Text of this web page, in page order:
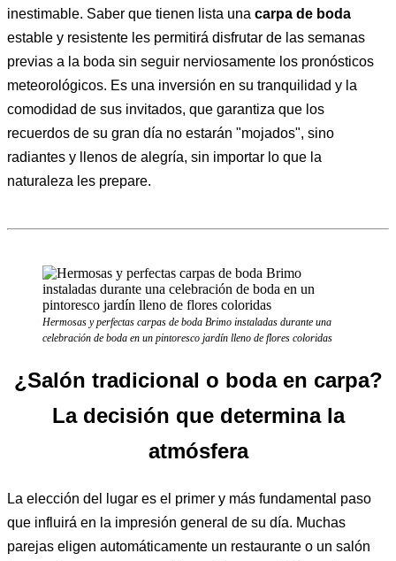
inestimable. Saber que tienen lista una carpa de boda
estable y resistente les permitirá disfrutar de las semanas
previas a la boda sin seguir nerviosamente los pronósticos
meteorológicos. Es una inversión en su tranquilidad y la
comodidad de sus invitados, que garantiza que los
recuerdos de su gran día no estarán "mojados", sino
radiantes y llenos de alegría, sin importar lo que la
naturaleza les prepare.
Hermosas y perfectas carpas de boda Brimo instaladas durante una
celebración de boda en un pintoresco jardín lleno de flores coloridas
¿Salón tradicional o boda en carpa?
La decisión que determina la
atmósfera
La elección del lugar es el primer y más fundamental paso
que influirá en la impresión general de su día. Muchas
parejas eligen automáticamente un restaurante o un salón